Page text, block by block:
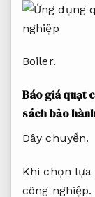
Boiler.
Báo giá quạt
sách bảo
Dây chuyền.
Khi chọn
công nghiệp.